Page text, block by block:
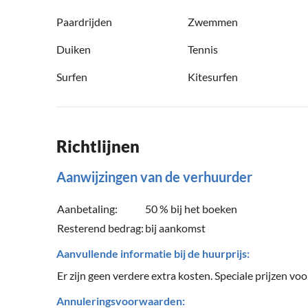
Paardrijden Zwemmen
Duiken Tennis
Surfen Kitesurfen
Richtlijnen
Aanwijzingen van de verhuurder
Aanbetaling:
50 % bij het boeken
Resterend bedrag: bij aankomst
Aanvullende informatie bij de huurprijs:
Er zijn geen verdere extra kosten. Speciale prijzen
Annuleringsvoorwaarden: